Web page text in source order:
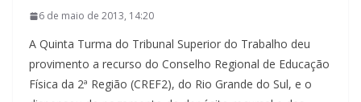
6 de maio de 2013, 14:20
A Quinta Turma do Tribunal Superior do Trabalho deu
provimento a recurso do Conselho Regional de Educação
Física da 2ª Região (CREF2), do Rio Grande do Sul, e o